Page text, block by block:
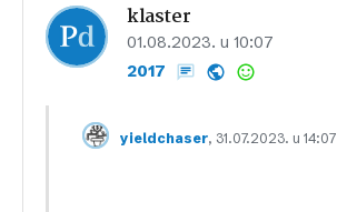
klaster
01.08.2023. u 10:07
2017
yieldchaser, 31.07.2023. u 14:07